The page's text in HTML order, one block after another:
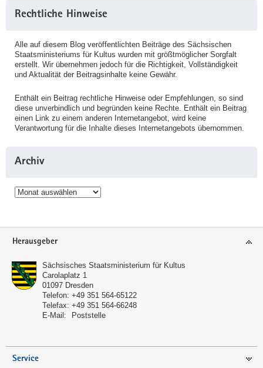
Rechtliche Hinweise
Alle auf diesem Blog veröffentlichten Beiträge des Sächsischen
Staatsministeriums für Kultus wurden mit größtmöglicher Sorgfalt
erstellt. Wir übernehmen jedoch für die Richtigkeit, Vollständigkeit
und Aktualität der Beitragsinhalte keine Gewähr.
Enthält ein Beitrag rechtliche Hinweise oder Empfehlungen, so sind
diese unverbindlich und begründen keine Rechte. Enthält ein Beitrag
einen Link zu einem anderen Internetangebot, wird keine
Verantwortung für die Inhalte dieses Internetangebots übernommen.
Archiv
Archiv
Service
Herausgeber
Sächsisches Staatsministerium für Kultus
Carolaplatz 1
01097 Dresden
Telefon: +49 351 564-65122
Telefax: +49 351 564-66248
E-Mail:
Poststelle
Service